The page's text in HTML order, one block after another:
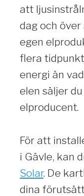
att
dag och
egen
flera
energi än
elen säljer
elproducent.
För att
i Gävle, kan
Solar. De
dina